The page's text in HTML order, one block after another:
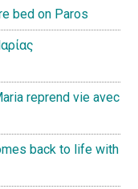
bed on Paros
reprend vie avec
back to life with